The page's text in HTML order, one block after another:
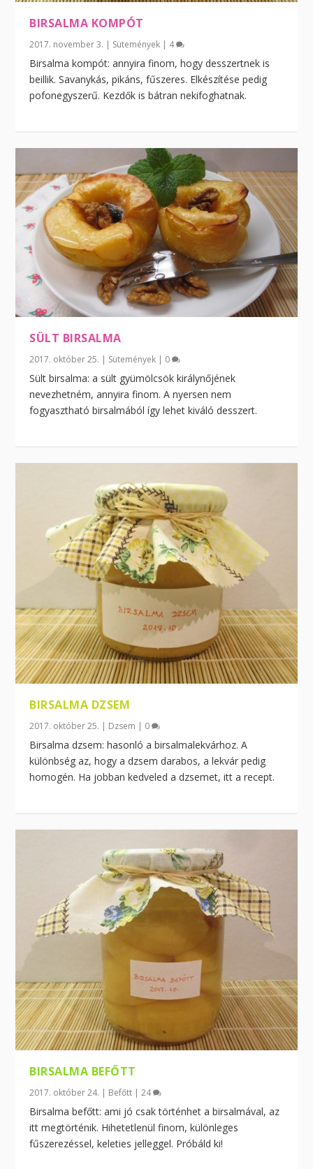
BIRSALMA KOMPÓT
2017. november 3. | Sütemények | 4
Birsalma kompót: annyira finom, hogy desszertnek is
beillik. Savanykás, pikáns, fűszeres. Elkészítése pedig
pofonegyszerű. Kezdők is bátran nekifoghatnak.
SÜLT BIRSALMA
2017. október 25. | Sütemények | 0
Sült birsalma: a sült gyümölcsök királynőjének
nevezhetném, annyira finom. A nyersen nem
fogyasztható birsalmából így lehet kiváló desszert.
BIRSALMA DZSEM
2017. október 25. | Dzsem | 0
Birsalma dzsem: hasonló a birsalmalekvárhoz. A
különbség az, hogy a dzsem darabos, a lekvár pedig
homogén. Ha jobban kedveled a dzsemet, itt a recept.
BIRSALMA BEFŐTT
2017. október 24. | Befőtt |24
Birsalma befőtt: ami jó csak történhet a birsalmával, az
itt megtörténik. Hihetetlenül finom, különleges
fűszerezéssel, keleties jelleggel. Próbáld ki!